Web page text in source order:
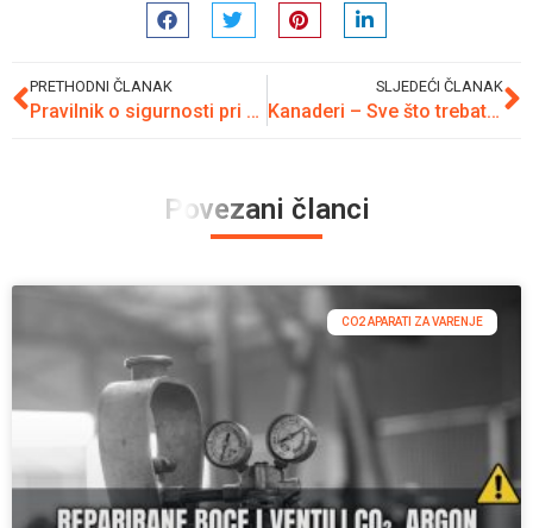
PRETHODNI ČLANAK
Pravilnik o sigurnosti pri radu sa električnom energijom
SLJEDEĆI ČLANAK
Kanaderi – Sve što trebate znati
Povezani članci
CO2 APARATI ZA VARENJE